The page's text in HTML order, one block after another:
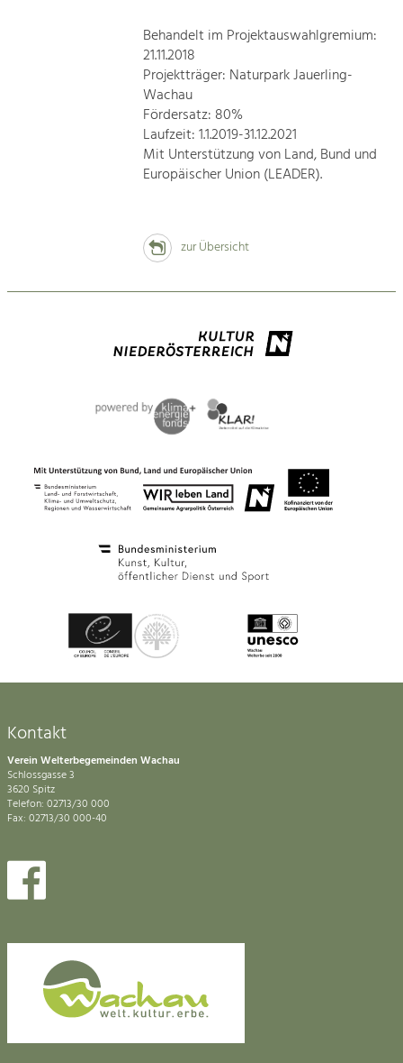
Behandelt im Projektauswahlgremium:
21.11.2018
Projektträger: Naturpark Jauerling-
Wachau
Fördersatz: 80%
Laufzeit: 1.1.2019-31.12.2021
Mit Unterstützung von Land, Bund und
Europäischer Union (LEADER).
zur Übersicht
Kontakt
Verein Welterbegemeinden Wachau
Schlossgasse 3
3620 Spitz
Telefon: 02713/30 000
Fax: 02713/30 000-40